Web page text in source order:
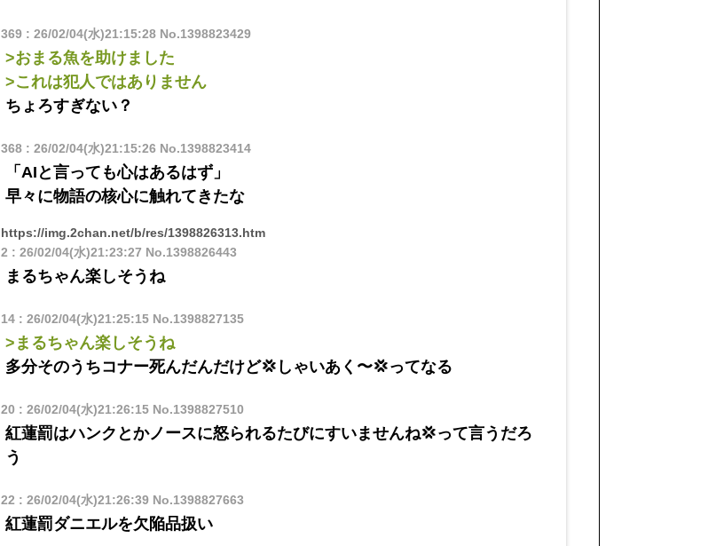
369: 26/02/04(水)21:15:28No.1398823429
>おまる魚を助けました
>これは犯人ではありません
ちょろすぎない？
368: 26/02/04(水)21:15:26 No.1398823414
「AIと言っても心はあるはず」
早々に物語の核心に触れてきたな
https://img.2chan.net/b/res/1398826313.htm
2 : 26/02/04(水)21:23:27 No.1398826443
まるちゃん楽しそうね
14: 26/02/04(水)21:25:15No.1398827135
>まるちゃん楽しそうね
多分そのうちコナー死んだんだけど💢しゃいあく〜💢ってなる
20 : 26/02/04(水)21:26:15No.1398827510
紅蓮罰はハンクとかノースに怒られるたびにすいませんね💢って言うだろ
う
22 : 26/02/04(水)21:26:39No.1398827663
紅蓮罰ダニエルを欠陥品扱い